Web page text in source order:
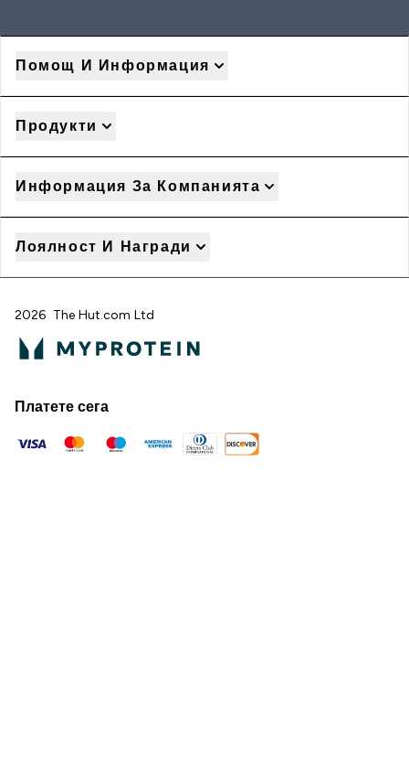
Помощ И Информация
Продукти
Информация За Компанията
Лоялност И Награди
2026 The Hut.com Ltd
Платете сега